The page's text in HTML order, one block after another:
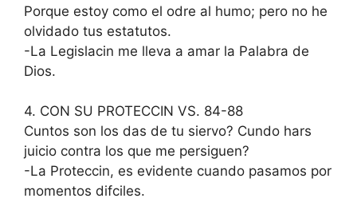
Porque estoy como el odre al humo; pero no he
olvidado tus estatutos.
-La Legislacin me lleva a amar la Palabra de
Dios.
4. CON SU PROTECCIN VS. 84-88
Cuntos son los das de tu siervo? Cundo hars
juicio contra los que me persiguen?
-La Proteccin, es evidente cuando pasamos por
momentos difciles.